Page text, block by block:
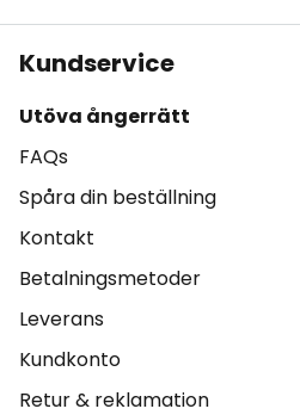
Kundservice
Utöva ångerrätt
FAQs
Spåra din beställning
Kontakt
Betalningsmetoder
Leverans
Kundkonto
Retur & reklamation